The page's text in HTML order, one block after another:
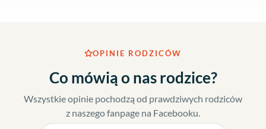
OPINIE RODZICÓW
Co mówią o nas rodzice?
Wszystkie opinie pochodzą od prawdziwych rodziców
z naszego fanpage na Facebooku.